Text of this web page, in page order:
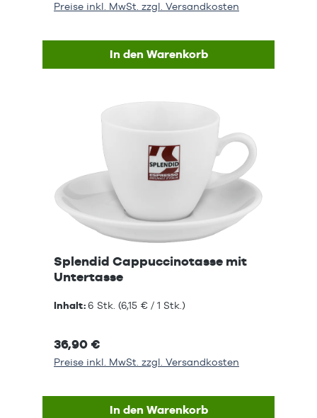
Preise inkl. MwSt. zzgl. Versandkosten
In den Warenkorb
Splendid Cappuccinotasse mit
Untertasse
Inhalt:6 Stk. (6,15 € / 1 Stk.)
36,90 €
Preise inkl. MwSt. zzgl. Versandkosten
In den Warenkorb